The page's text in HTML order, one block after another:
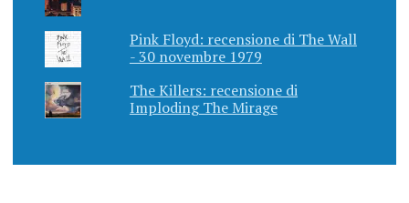
Pink Floyd: recensione di The Wall
- 30 novembre 1979
The Killers: recensione di
Imploding The Mirage